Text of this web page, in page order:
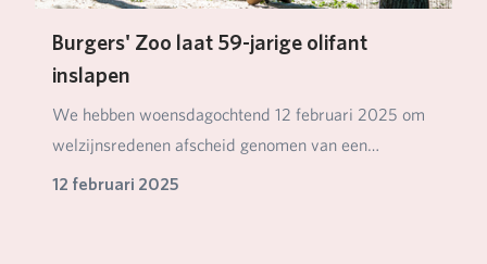
Burgers' Zoo laat 59-jarige olifant
inslapen
We hebben woensdagochtend 12 februari 2025 om
welzijnsredenen afscheid genomen van een
hoogbejaarde…
12 februari 2025